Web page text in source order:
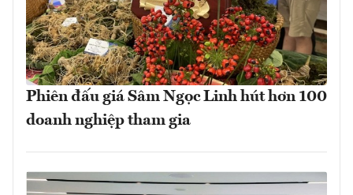
Phiên đấu giá Sâm Ngọc Linh hút hơn 100
doanh nghiệp tham gia